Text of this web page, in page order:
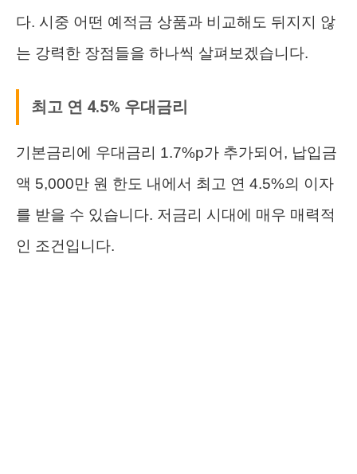
다. 시중 어떤 예적금 상품과 비교해도 뒤지지 않
는 강력한 장점들을 하나씩 살펴보겠습니다.
최고 연 4.5% 우대금리
기본금리에 우대금리 1.7%p가 추가되어, 납입금
액 5,000만 원 한도 내에서 최고 연 4.5%의 이자
를 받을 수 있습니다. 저금리 시대에 매우 매력적
인 조건입니다.